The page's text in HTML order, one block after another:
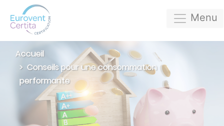
Menu
Accueil
Conseils pour une consommation
performante